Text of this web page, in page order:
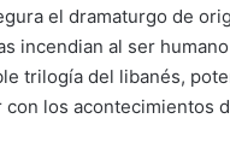
el dramaturgo de
incendian al ser
trilogía del libanés,
los acontecimientos